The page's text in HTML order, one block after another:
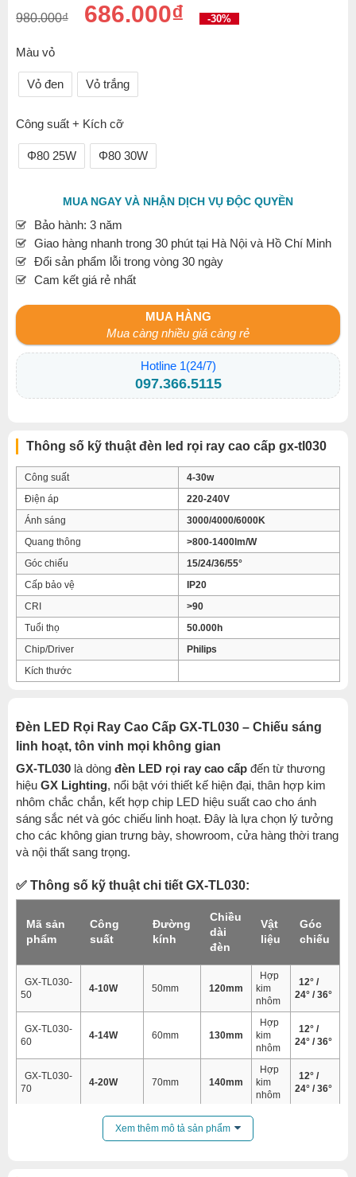
980.000₫ 686.000₫ -30%
Màu vỏ
Vỏ đen Vỏ trắng
Công suất + Kích cỡ
Φ80 25W Φ80 30W
MUA NGAY VÀ NHẬN DỊCH VỤ ĐỘC QUYỀN
Bảo hành: 3 năm
Giao hàng nhanh trong 30 phút tại Hà Nội và Hồ Chí Minh
Đổi sản phẩm lỗi trong vòng 30 ngày
Cam kết giá rẻ nhất
MUA HÀNG
Mua càng nhiều giá càng rẻ
Hotline 1(24/7)
097.366.5115
Thông số kỹ thuật đèn led rọi ray cao cấp gx-tl030
Công suất
4-30w
Điện áp
220-240V
Ánh sáng
3000/4000/6000K
Quang thông
>800-1400lm/W
Góc chiếu
15/24/36/55°
Cấp bảo vệ
IP20
CRI
>90
Tuổi thọ
50.000h
Chip/Driver
Philips
Kích thước
Đèn LED Rọi Ray Cao Cấp GX-TL030 – Chiếu sáng
linh hoạt, tôn vinh mọi không gian
GX-TL030 là dòng đèn LED rọi ray cao cấp đến từ thương
hiệu GX Lighting, nổi bật với thiết kế hiện đại, thân hợp kim
nhôm chắc chắn, kết hợp chip LED hiệu suất cao cho ánh
sáng sắc nét và góc chiếu linh hoạt. Đây là lựa chọn lý tưởng
cho các không gian trưng bày, showroom, cửa hàng thời trang
và nội thất sang trọng.
✅ Thông số kỹ thuật chi tiết GX-TL030:
Mã sản
phẩm
Công
suất
Đường
kính
Chiều
dài
đèn
Vật
liệu
Góc
chiếu
GX-TL030-
50
4-10W 50mm 120mm
Hợp
kim
nhôm
12° /
24° / 36°
GX-TL030-
60
4-14W 60mm 130mm
Hợp
kim
nhôm
12° /
24° / 36°
GX-TL030-
70
4-20W 70mm 140mm
Hợp
kim
nhôm
12° /
24° / 36°
4-30W 80mm 150mm
Xem thêm mô tả sản phẩm